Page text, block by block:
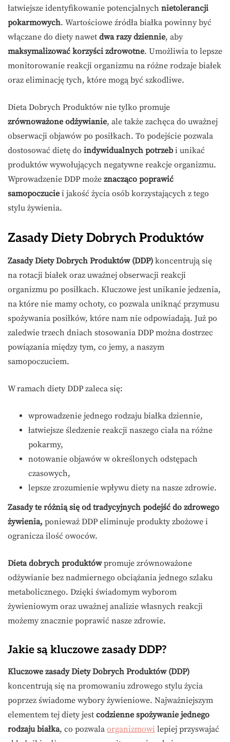
łatwiejsze identyfikowanie potencjalnych nietolerancji
pokarmowych. Wartościowe źródła białka powinny być
włączane do diety nawet dwa razy dziennie, aby
maksymalizować korzyści zdrowotne. Umożliwia to lepsze
monitorowanie reakcji organizmu na różne rodzaje białek
oraz eliminację tych, które mogą być szkodliwe.
Dieta Dobrych Produktów nie tylko promuje
zrównoważone odżywianie, ale także zachęca do uważnej
obserwacji objawów po posiłkach. To podejście pozwala
dostosować dietę do indywidualnych potrzebi unikać
produktów wywołujących negatywne reakcje organizmu.
Wprowadzenie DDP może znacząco poprawić
samopoczucie i jakość życia osób korzystających z tego
stylu żywienia.
Zasady Diety Dobrych Produktów
Zasady Diety Dobrych Produktów (DDP) koncentrują się
na rotacji białek oraz uważnej obserwacji reakcji
organizmu po posiłkach. Kluczowe jest unikanie jedzenia,
na które nie mamy ochoty, co pozwala uniknąć przymusu
spożywania posiłków, które nam nie odpowiadają. Już po
zaledwie trzech dniach stosowania DDP można dostrzec
powiązania między tym, co jemy, a naszym
samopoczuciem.
W ramach diety DDP zaleca się:
wprowadzenie jednego rodzaju białka dziennie,
łatwiejsze śledzenie reakcji naszego ciała na różne
pokarmy,
notowanie objawów w określonych odstępach
czasowych,
lepsze zrozumienie wpływu diety na nasze zdrowie.
Zasady te różnią się od tradycyjnych podejść do zdrowego
żywienia, ponieważ DDP eliminuje produkty zbożowe i
ogranicza ilość owoców.
Dieta dobrych produktówpromuje zrównoważone
odżywianie bez nadmiernego obciążania jednego szlaku
metabolicznego. Dzięki świadomym wyborom
żywieniowym oraz uważnej analizie własnych reakcji
możemy znacznie poprawić nasze zdrowie.
Jakie są kluczowe zasady DDP?
Kluczowe zasady Diety Dobrych Produktów (DDP)
koncentrują się na promowaniu zdrowego stylu życia
poprzez świadome wybory żywieniowe. Najważniejszym
elementem tej diety jest codzienne spożywanie jednego
rodzaju białka, co pozwala organizmowi lepiej przyswajać